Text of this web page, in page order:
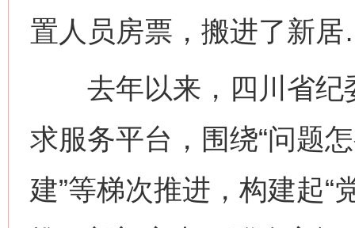
置人员房票，搬进了新
去年以来，四川省纪
求服务平台，围绕“问题
建”等梯次推进，构建起
网上购药对药下症？